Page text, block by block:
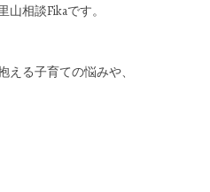
相談Fikaです。
る子育ての悩みや、